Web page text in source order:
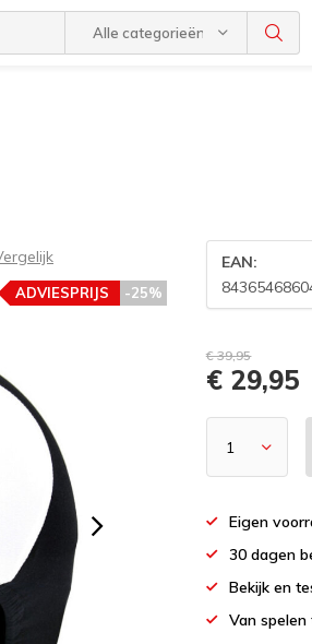
Alle categorieën
-25%
ADVIESPRIJS
EAN:
€ 39,95
€ 29,95
Eigen
30 dagen
Bekijk en
Van